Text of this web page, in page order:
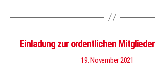
Einladung zur ordentlichen
19. November 2021